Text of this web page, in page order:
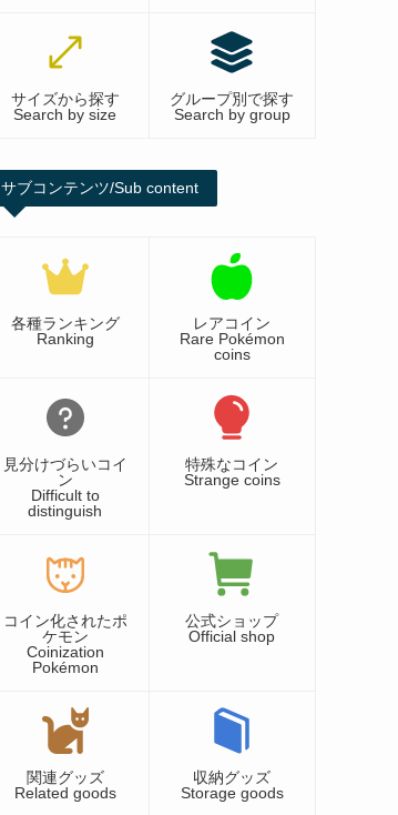
サイズから探す
Search by size
グループ別で探す
Search by group
サブコンテンツ/Sub content
各種ランキング
Ranking
レアコイン
Rare Pokémon
coins
見分けづらいコイ
ン
Difficult to
distinguish
特殊なコイン
Strange coins
コイン化されたポ
ケモン
Coinization
Pokémon
公式ショップ
Official shop
関連グッズ
Related goods
収納グッズ
Storage goods